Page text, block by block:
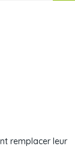
remplacer leur